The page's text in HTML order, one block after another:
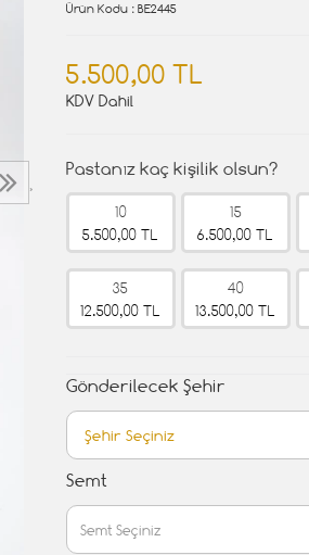
›
Ürün Kodu : BE2445
5.500,00 TL
KDV Dahil
Pastanız kaç kişilik olsun?
10
5.500,00 TL
15
6.500,00 TL
35
12.500,00 TL
40
13.500,00 TL
Gönderilecek Şehir
Semt